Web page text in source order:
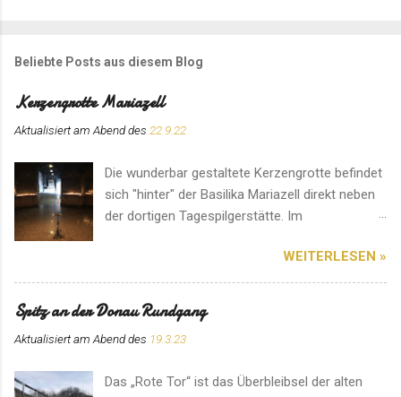
Beliebte Posts aus diesem Blog
Kerzengrotte Mariazell
Aktualisiert am Abend des 22.9.22
Die wunderbar gestaltete Kerzengrotte befindet
sich "hinter" der Basilika Mariazell direkt neben
der dortigen Tagespilgerstätte. Im
angefertigte Kerzen erworben werden. Hier
herrscht eine ganz besondere Atmosphäre. Ein
Platz für ein Gebet im stillen Gedenken.
WEITERLESEN »
Spitz an der Donau Rundgang
Aktualisiert am Abend des 19.3.23
Das „Rote Tor“ ist das Überbleibsel der alten